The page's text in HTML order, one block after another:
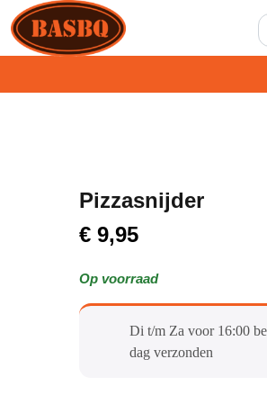
Pizzasnijder
€ 9,95
Op voorraad
Di t/m Za voor 16:00
dag verzonden​